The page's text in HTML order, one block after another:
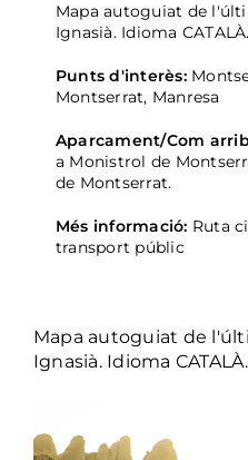
Mapa autoguiat de
Ignasià. Idioma CATALÀ.
Punts d'interès:
Montserrat, Manresa
Aparcament/Com
a Monistrol de
de Montserrat.
Més informació: Ruta
transport públic
Mapa autoguiat de
Ignasià. Idioma CATALÀ.